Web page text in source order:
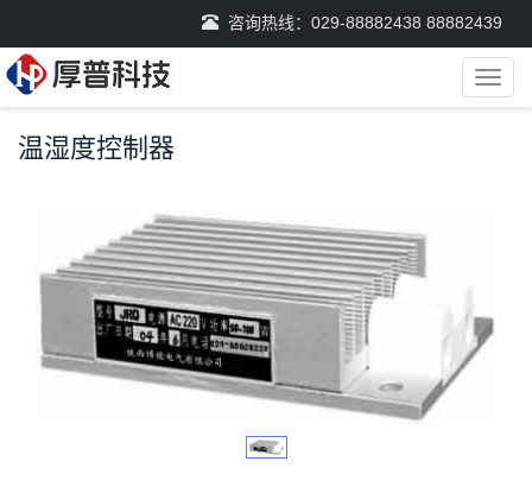
咨询热线：029-88882438 88882439
导
航
温湿度控制器